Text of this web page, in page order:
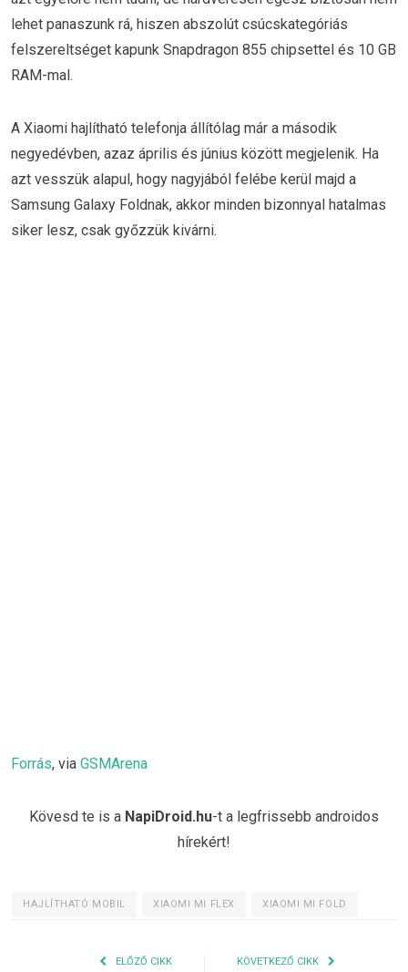
lehet panaszunk rá, hiszen abszolút csúcskategóriás
felszereltséget kapunk Snapdragon 855 chipsettel és 10 GB
RAM-mal.
A Xiaomi hajlítható telefonja állítólag már a második
negyedévben, azaz április és június között megjelenik. Ha
azt vesszük alapul, hogy nagyjából felébe kerül majd a
Samsung Galaxy Foldnak, akkor minden bizonnyal hatalmas
siker lesz, csak győzzük kivárni.
Forrás, via GSMArena
Kövesd te is a NapiDroid.hu-t a legfrissebb androidos
hírekért!
HAJLÍTHATÓ MOBIL XIAOMI MI FLEX XIAOMI MI FOLD
ELŐZŐ CIKK KÖVETKEZŐ CIKK